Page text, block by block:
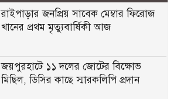
রাইপাড়ার জনপ্রিয় সাবেক মেম্বার ফিরোজ
খানের প্রথম মৃত্যুবার্ষিকী আজ
জয়পুরহাটে ১১ দলের জোটের বিক্ষোভ
মিছিল, ডিসির কাছে স্মারকলিপি প্রদান